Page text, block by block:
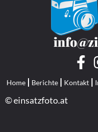
Home Berichte Kontakt
© einsatzfoto.at